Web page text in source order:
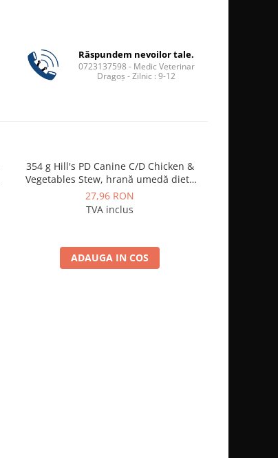
Răspundem nevoilor tale.
0723137598 - Medic Veterinar
Dragoș - Zilnic : 9-12
354 g Hill's PD Canine C/D Chicken &
Vegetables Stew, hrană umedă dietă
veterinară pentru câini
27,96 RON
TVA inclus
ADAUGA IN COS